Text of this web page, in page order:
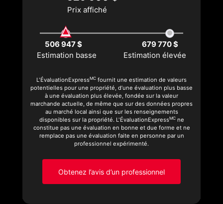
Prix affiché
506 947 $
679 770 $
Estimation basse
Estimation élevée
L'ÉvaluationExpressMC fournit une estimation de valeurs
potentielles pour une propriété, d’une évaluation plus basse
à une évaluation plus élevée, fondée sur la valeur
marchande actuelle, de même que sur des données propres
au marché local ainsi que sur les renseignements
disponibles sur la propriété. L'ÉvaluationExpressMCne
constitue pas une évaluation en bonne et due forme et ne
remplace pas une évaluation faite en personne par un
professionnel expérimenté.
Obtenez l’avis d’un professionnel